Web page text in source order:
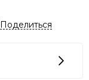
Поделиться